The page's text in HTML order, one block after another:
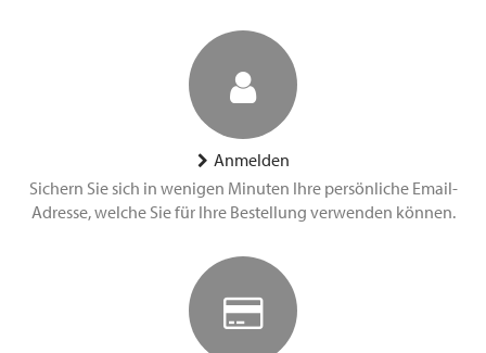
Anmelden
Sichern Sie sich in wenigen Minuten Ihre persönliche Email-
Adresse, welche Sie für Ihre Bestellung verwenden können.